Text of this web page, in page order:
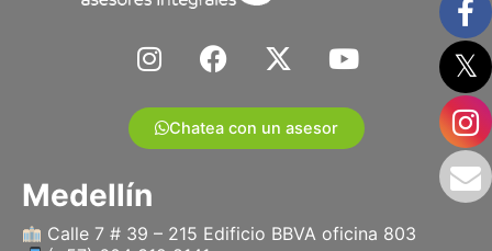
I
n
t
a
r
a
F
a
e
b
k
X
-
w
i
e
Y
o
u
Chatea con un asesor
Medellín
Calle 7 # 39 – 215 Edificio BBVA oficina 803